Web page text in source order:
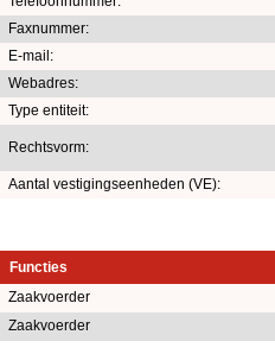
Faxnummer:
E-mail:
Webadres:
Type entiteit:
Rechtsvorm:
Aantal vestigingseenheden (VE):
Functies
Zaakvoerder
Zaakvoerder